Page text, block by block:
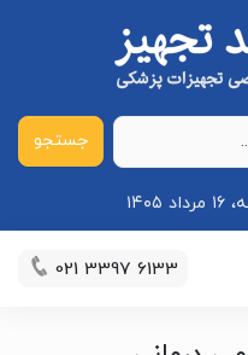
جستجو
۱۴۰۵
021 3397 6133